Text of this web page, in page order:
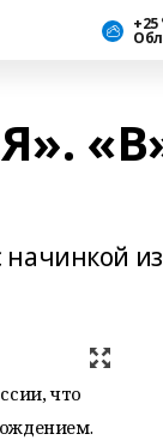
+25
начинкой из
что